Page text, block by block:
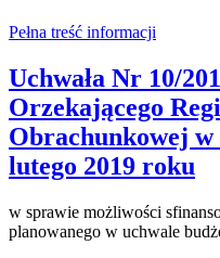
Pełna treść informacji
Uchwała Nr 10/
Orzekającego
Obrachunkowej
lutego 2019 roku
w sprawie możliwości
planowanego w uchwale